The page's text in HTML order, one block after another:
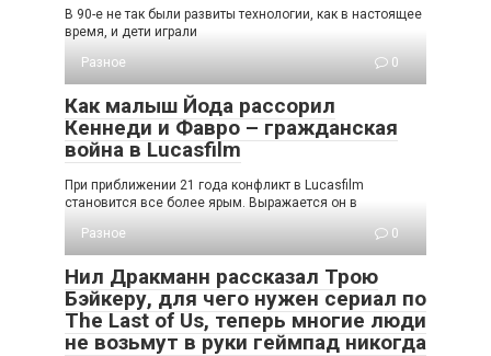
В 90-е не так были развиты технологии, как в настоящее
время, и дети играли
Разное
0
Как малыш Йода рассорил
Кеннеди и Фавро – гражданская
война в Lucasfilm
При приближении 21 года конфликт в Lucasfilm
становится все более ярым. Выражается он в
Разное
0
Нил Дракманн рассказал Трою
Бэйкеру, для чего нужен сериал по
The Last of Us, теперь многие люди
не возьмут в руки геймпад никогда